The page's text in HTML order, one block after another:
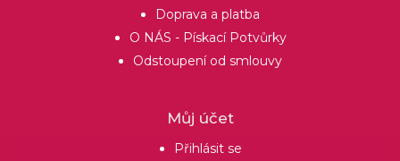
Doprava a platba
O NÁS - Pískací Potvůrky
Odstoupení od smlouvy
Můj účet
Přihlásit se